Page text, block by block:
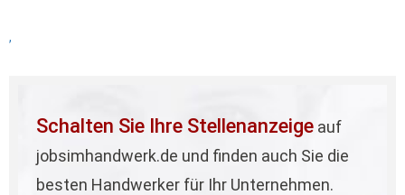
,
Schalten Sie Ihre Stellenanzeige auf
jobsimhandwerk.de und finden auch Sie die
besten Handwerker für Ihr Unternehmen.